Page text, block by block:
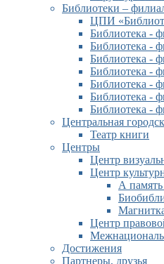
Библиотеки –
ЦПИ
Библиотека -
Библиотека -
Библиотека -
Библиотека -
Библиотека -
Библиотека -
Библиотека -
Центральная
Театр книги
Центры
Центр
Центр
А память
Центр
Достижения
Партнеры, друзья